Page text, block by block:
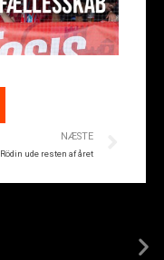
NÆSTE
Rödin ude resten af året